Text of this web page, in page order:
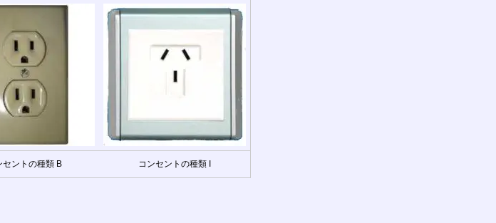
セントの種類 B コンセントの種類 I